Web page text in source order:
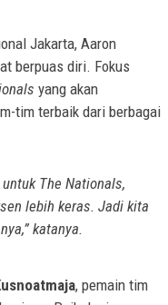
Jakarta, Aaron
berpuas diri. Fokus
yang akan
tim terbaik dari berbagai
untuk The Nationals,
lebih keras. Jadi kita
katanya.
, pemain tim